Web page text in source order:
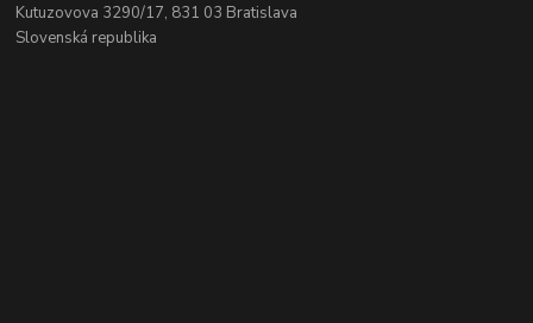
Kutuzovova 3290/17, 831 03 Bratislava
Slovenská republika